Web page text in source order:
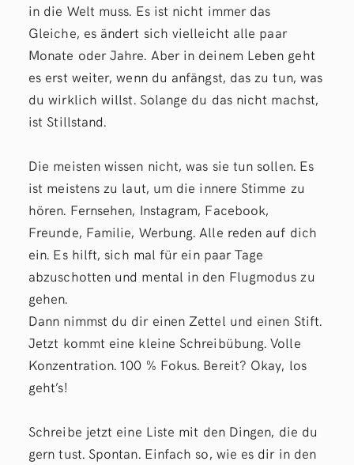
in die Welt muss. Es ist nicht immer das
Gleiche, es ändert sich vielleicht alle paar
Monate oder Jahre. Aber in deinem Leben geht
es erst weiter, wenn du anfängst, das zu tun, was
du wirklich willst. Solange du das nicht machst,
ist Stillstand.
Die meisten wissen nicht, was sie tun sollen. Es
ist meistens zu laut, um die innere Stimme zu
hören. Fernsehen, Instagram, Facebook,
Freunde, Familie, Werbung. Alle reden auf dich
ein. Es hilft, sich mal für ein paar Tage
abzuschotten und mental in den Flugmodus zu
gehen.
Dann nimmst du dir einen Zettel und einen Stift.
Jetzt kommt eine kleine Schreibübung. Volle
Konzentration. 100 % Fokus. Bereit? Okay, los
geht’s!
Schreibe jetzt eine Liste mit den Dingen, die du
gern tust. Spontan. Einfach so, wie es dir in den